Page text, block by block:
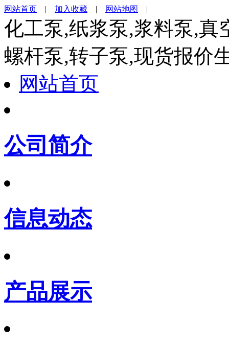
网站首页 | 加入收藏 | 网站地图 |
化工泵,纸浆泵,浆料泵,真
螺杆泵,转子泵,现货报价
网站首页
公司简介
信息动态
产品展示